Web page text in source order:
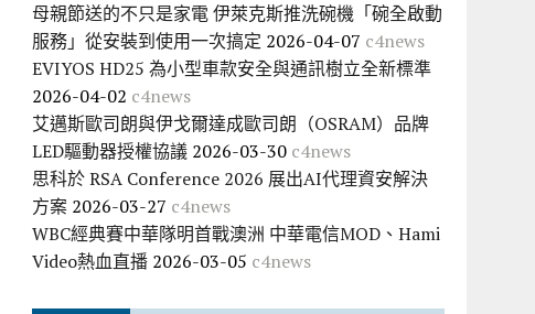
母親節送的不只是家電 伊萊克斯推洗碗機「碗全啟動
服務」從安裝到使用一次搞定 2026-04-07 c4news
EVIYOS HD25 為小型車款安全與通訊樹立全新標準
2026-04-02 c4news
艾邁斯歐司朗與伊戈爾達成歐司朗（OSRAM）品牌
LED驅動器授權協議 2026-03-30 c4news
思科於 RSA Conference 2026 展出AI代理資安解決
方案 2026-03-27 c4news
WBC經典賽中華隊明首戰澳洲 中華電信MOD、Hami
Video熱血直播 2026-03-05 c4news